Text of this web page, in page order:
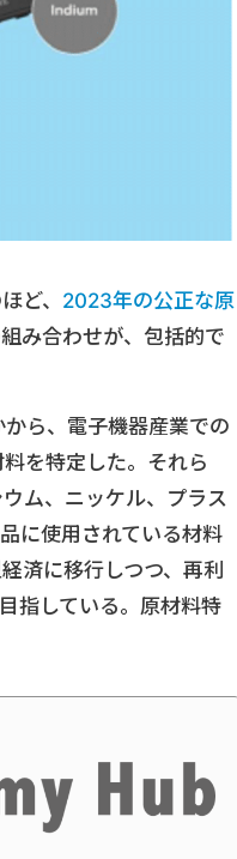
ど、 2023年の公正な原
み合わせが、包括的で
ら、電子機器産業での
を特定した。それら
ム、ニッケル、プラス
に使用されている材料
済に移行しつつ、再利
指している。原材料特